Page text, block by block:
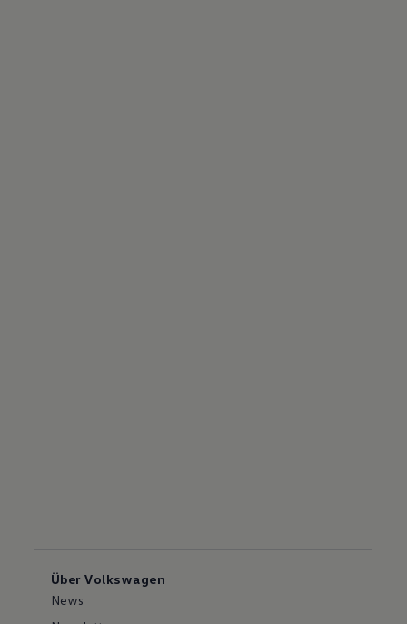
Über Volkswagen
News